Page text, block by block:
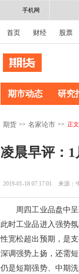
手机网
首页 财经 股票
期市动态 研究
期货 >> 名家论市 >> 正文
凌晨早评：
2019-01-18 07:17:01 来源：
周四工业品盘中呈
此时工业品进入强势
性宽松超出预期，是
深调强势上扬，还需
仍是短期强势、中期